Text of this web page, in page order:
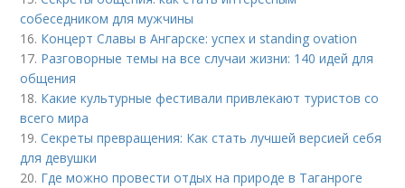
собеседником для мужчины
16. Концерт Славы в Ангарске: успех и standing ovation
17. Разговорные темы на все случаи жизни: 140 идей для
общения
18. Какие культурные фестивали привлекают туристов со
всего мира
19.Секреты превращения: Как стать лучшей версией себя
для девушки
20. Где можно провести отдых на природе в Таганроге